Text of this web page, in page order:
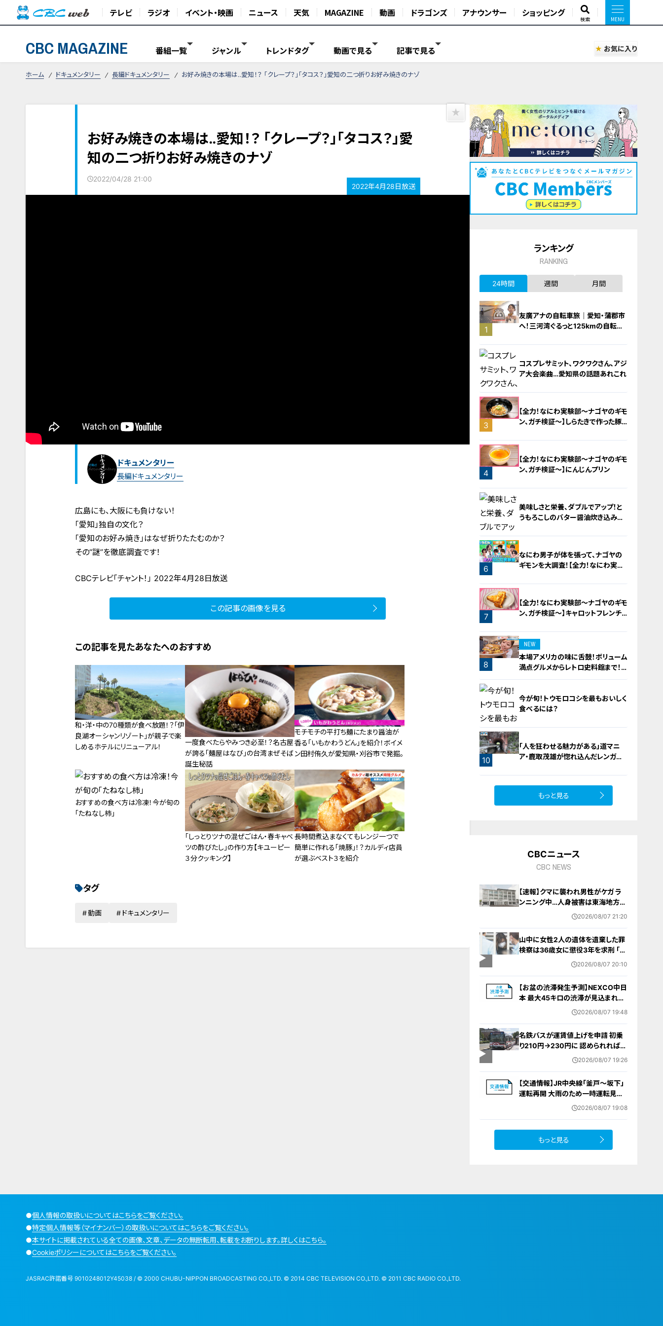
テレビ ラジオ イベント・映画 ニュース 天気 MAGAZINE 動画 ドラゴンズ アナウンサー ショッピング
検索
CBC MAGAZINE 番組一覧 ジャンル トレンドタグ 動画で見る 記事で見る お気に入り
ホーム ドキュメンタリー 長編ドキュメンタリー お好み焼きの本場は‥愛知！？ 「クレープ？」「タコス？」愛知の二つ折りお好み焼きのナゾ
お好み焼きの本場は‥愛知！？ 「クレープ？」「タコス？」愛
知の二つ折りお好み焼きのナゾ
2022/04/28 21:00
2022年4月28日放送
ドキュメンタリー
長編ドキュメンタリー
広島にも、大阪にも負けない！
「愛知」独自の文化？
「愛知のお好み焼き」はなぜ折りたたむのか？
その“謎”を徹底調査です！
CBCテレビ「チャント！」 2022年4月28日放送
この記事の画像を見る
この記事を見たあなたへのおすすめ
和・洋・中の70種類が食べ放題！？「伊
良湖オーシャンリゾート」が親子で楽
しめるホテルにリニューアル！
一度食べたらやみつき必至！？名古屋
が誇る「麺屋はなび」の台湾まぜそば
誕生秘話
モチモチの平打ち麺にたまり醤油が
香る「いもかわうどん」を紹介！ボイメ
ン田村侑久が愛知県・刈谷市で発掘。
おすすめの食べ方は冷凍！今が旬の
「たねなし柿」
「しっとりツナの混ぜごはん・春キャベ
ツの酢びたし」の作り方【キユーピー
３分クッキング】
長時間煮込まなくてもレンジ一つで
簡単に作れる「焼豚」！？カルディ店員
が選ぶベスト３を紹介
タグ
動画 ドキュメンタリー
ランキング
RANKING
24時間 週間 月間
1
友廣アナの自転車旅｜愛知・蒲郡市
へ！三河湾ぐるっと125kmの自転車
2
コスプレサミット、ワクワクさん、アジ
ア大会楽曲…愛知県の話題あれこれ
3
【全力！なにわ実験部～ナゴヤのギモ
ン、ガチ検証～】しらたきで作った豚
4
【全力！なにわ実験部～ナゴヤのギモ
ン、ガチ検証～】にんじんプリン
5
美味しさと栄養、ダブルでアップ！と
うもろこしのバター醤油炊き込みご
6
なにわ男子が体を張って、ナゴヤの
ギモンを大調査！【全力！なにわ実験
7
【全力！なにわ実験部～ナゴヤのギモ
ン、ガチ検証～】キャロットフレンチ
8
NEW
本場アメリカの味に舌鼓！ボリューム
満点グルメからレトロ史料館まで！
愛知・東海市の感動スポット3選
9
今が旬！トウモロコシを最もおいしく
食べるには？
10
「人を狂わせる魅力がある」道マニ
ア・鹿取茂雄が惚れ込んだレンガの
もっと見る
CBCニュース
CBC NEWS
【速報】クマに襲われ男性がケガ ラ
ンニング中…人身被害は東海地方で
今シーズン初めて 岐阜県高山市
2026/08/07 21:20
山中に女性2人の遺体を遺棄した罪
検察は36歳女に懲役3年を求刑 ｢遺
棄時に近くに居続けたこと自体が重
2026/08/07 20:10
【お盆の渋滞発生予測】NEXCO中日
本 最大45キロの渋滞が見込まれる
区間も… 中央道・東名・新東名・東名
2026/08/07 19:48
名鉄バスが運賃値上げを申請 初乗
り210円→230円に 認められれば
12月から全路線で平均1割程度の値
2026/08/07 19:26
【交通情報】JR中央線「釜戸～坂下」
運転再開 大雨のため一時運転見合
2026/08/07 19:08
もっと見る
●個人情報の取扱いについてはこちらをご覧ください。
●特定個人情報等（マイナンバー）の取扱いについてはこちらをご覧ください。
●本サイトに掲載されている全ての画像、文章、データの無断転用、転載をお断りします。詳しくはこちら。
●Cookieポリシーについてはこちらをご覧ください。
JASRAC許諾番号 9010248012Y45038 / © 2000 CHUBU-NIPPON BROADCASTING CO.,LTD. © 2014 CBC TELEVISION CO.,LTD. © 2011 CBC RADIO CO.,LTD.